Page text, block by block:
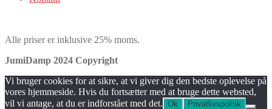
Alle priser er inklusive 25% moms.
JumiDamp 2024 Copyright
Vi bruger cookies for at sikre, at vi giver dig den bedste oplevelse på
vores hjemmeside. Hvis du fortsætter med at bruge dette websted,
vil vi antage, at du er indforstået med det. Ok Privatlivspolitik